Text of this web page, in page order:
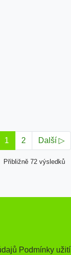
1 2 Další ▷
Přibližně 72 výsledků
Podmínky užití